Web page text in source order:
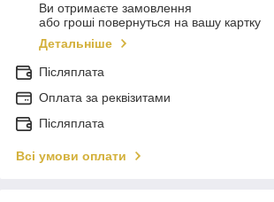
Ви отримаєте замовлення
або гроші повернуться на вашу картку
Детальніше
Післяплата
Оплата за реквізитами
Післяплата
Всі умови оплати